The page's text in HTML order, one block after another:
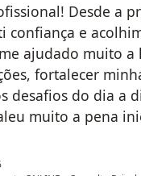
Desde a
confiança e
ajudado muito a
fortalecer
desafios do dia a
muito a pena